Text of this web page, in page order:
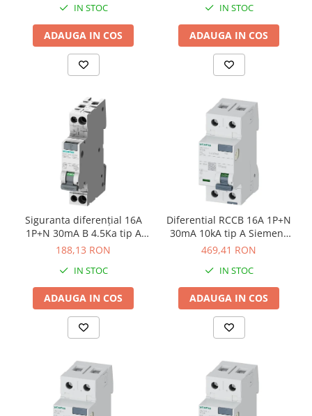
IN STOC
ADAUGA IN COS
IN STOC
ADAUGA IN COS
Siguranta diferenţial 16A
1P+N 30mA B 4.5Ka tip A
Siemens 5SV1313-6KK16
188,13 RON
IN STOC
ADAUGA IN COS
Diferential RCCB 16A 1P+N
30mA 10kA tip A Siemens
5SV3311-6
469,41 RON
IN STOC
ADAUGA IN COS